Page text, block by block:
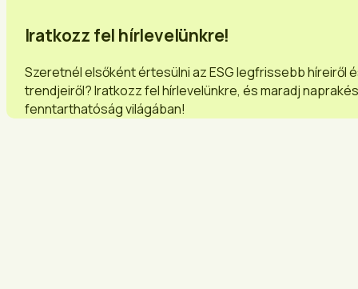
Iratkozz fel hírlevelünkre!
Szeretnél elsőként értesülni az ESG legfrissebb híreiről
trendjeiről? Iratkozz fel hírlevelünkre, és maradj
fenntarthatóság világában!